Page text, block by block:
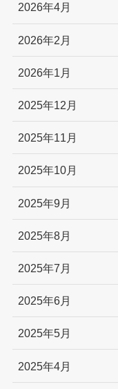
2026年4月
2026年2月
2026年1月
2025年12月
2025年11月
2025年10月
2025年9月
2025年8月
2025年7月
2025年6月
2025年5月
2025年4月